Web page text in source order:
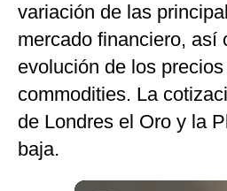
Club del Suscriptor
G de Gestión
Notas Contratadas
Podcast
variación de las
mercado financiero, así
evolución de los
commodities. La
de Londres el Oro y la
baja.